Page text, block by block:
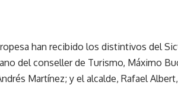
han recibido los distintivos del
del conseller de Turismo, Máximo
Martínez; y el alcalde, Rafael